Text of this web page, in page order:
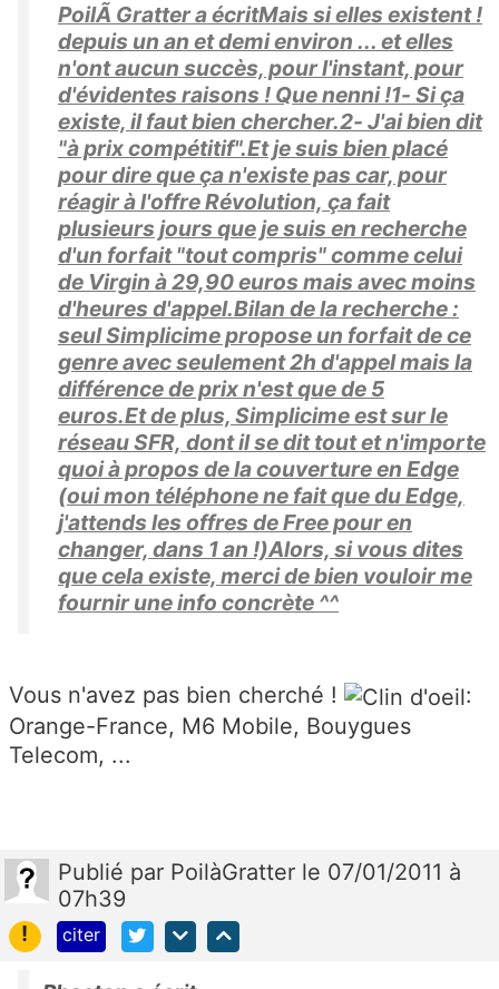
PoilÃ Gratter a écritMais si elles existent !
depuis un an et demi environ ... et elles
n'ont aucun succès, pour l'instant, pour
d'évidentes raisons ! Que nenni !1- Si ça
existe, il faut bien chercher.2- J'ai bien dit
"à prix compétitif".Et je suis bien placé
pour dire que ça n'existe pas car, pour
réagir à l'offre Révolution, ça fait
plusieurs jours que je suis en recherche
d'un forfait "tout compris" comme celui
de Virgin à 29,90 euros mais avec moins
d'heures d'appel.Bilan de la recherche :
seul Simplicime propose un forfait de ce
genre avec seulement 2h d'appel mais la
différence de prix n'est que de 5
euros.Et de plus, Simplicime est sur le
réseau SFR, dont il se dit tout et n'importe
quoi à propos de la couverture en Edge
(oui mon téléphone ne fait que du Edge,
j'attends les offres de Free pour en
changer, dans 1 an !)Alors, si vous dites
que cela existe, merci de bien vouloir me
fournir une info concrète ^^
Vous n'avez pas bien cherché !
:
Orange-France, M6 Mobile, Bouygues
Telecom, ...
Publié par PoilàGratter le 07/01/2011 à
07h39
!
citer